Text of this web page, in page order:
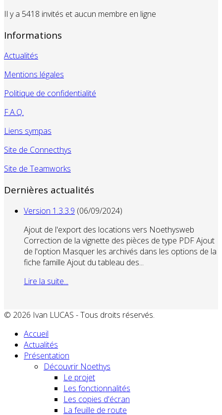
Il y a 5418 invités et aucun membre en ligne
Informations
Actualités
Mentions légales
Politique de confidentialité
F.A.Q.
Liens sympas
Site de Connecthys
Site de Teamworks
Dernières actualités
Version 1.3.3.9 (06/09/2024)
Ajout de l'export des locations vers Noethysweb
Correction de la vignette des pièces de type PDF Ajout
de l'option Masquer les archivés dans les options de la
fiche famille Ajout du tableau des...
Lire la suite...
© 2026 Ivan LUCAS - Tous droits réservés.
Accueil
Actualités
Présentation
Découvrir Noethys
Le projet
Les fonctionnalités
Les copies d'écran
La feuille de route